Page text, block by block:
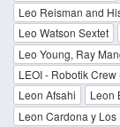
Leo Reisman and
Leo Watson Sextet
Leo Young, Ray
LEOI - Robotik Crew
Leon Afsahi
Leon
Leon Cardona y